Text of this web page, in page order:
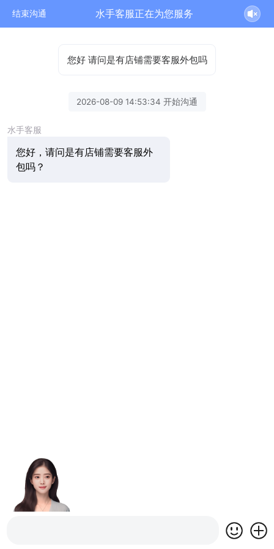
结束沟通 水手客服正在为您服务
您好 请问是有店铺需要客服外包吗
2026-08-09 14:53:34 开始沟通
水手客服
您好，请问是有店铺需要客服外
包吗？